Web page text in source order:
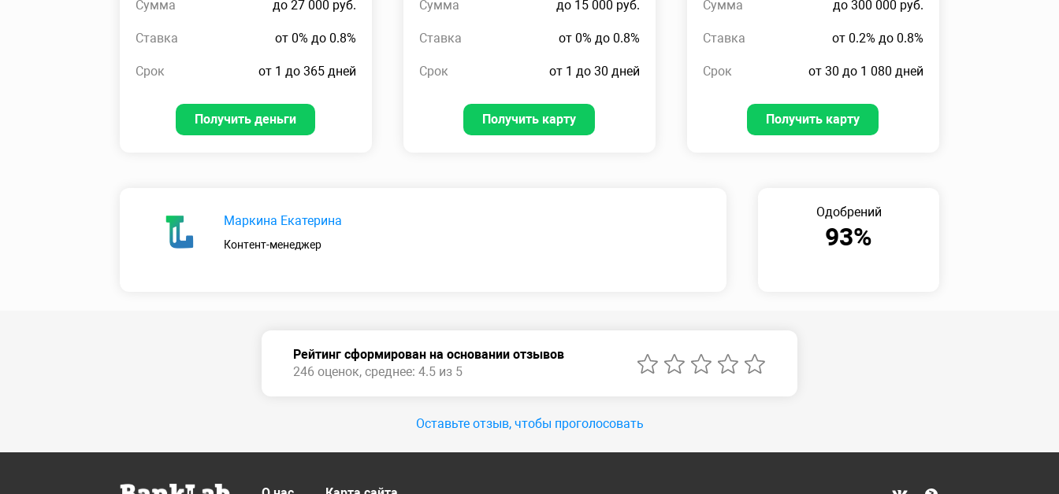
Сумма до 27 000 руб.
Ставка от 0% до 0.8%
Срок от 1 до 365 дней
Получить деньги
Сумма до 15 000 руб.
Ставка от 0% до 0.8%
Срок от 1 до 30 дней
Получить карту
Сумма до 300 000 руб.
Ставка от 0.2% до 0.8%
Срок от 30 до 1 080 дней
Получить карту
Маркина Екатерина
Контент-менеджер
Одобрений
93%
Рейтинг сформирован на основании отзывов
246 оценок, среднее: 4.5 из 5
Оставьте отзыв, чтобы проголосовать